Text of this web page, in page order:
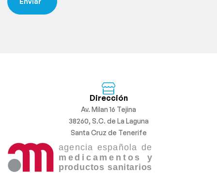
Dirección
Av. Milan 16 Tejina
38260, S.C. de La Laguna
Santa Cruz de Tenerife